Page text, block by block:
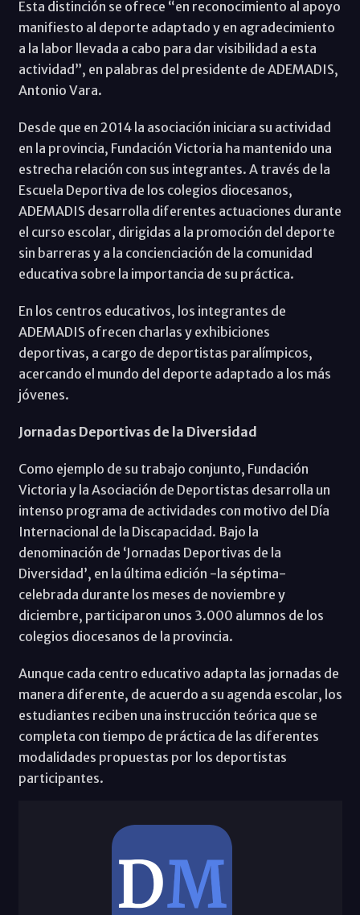
Esta distinción se ofrece “en reconocimiento al apoyo
manifiesto al deporte adaptado y en agradecimiento
a la labor llevada a cabo para dar visibilidad a esta
actividad”, en palabras del presidente de ADEMADIS,
Antonio Vara.
Desde que en 2014 la asociación iniciara su actividad
en la provincia, Fundación Victoria ha mantenido una
estrecha relación con sus integrantes. A través de la
Escuela Deportiva de los colegios diocesanos,
ADEMADIS desarrolla diferentes actuaciones durante
el curso escolar, dirigidas a la promoción del deporte
sin barreras y a la concienciación de la comunidad
educativa sobre la importancia de su práctica.
En los centros educativos, los integrantes de
ADEMADIS ofrecen charlas y exhibiciones
deportivas, a cargo de deportistas paralímpicos,
acercando el mundo del deporte adaptado a los más
jóvenes.
Jornadas Deportivas de la Diversidad
Como ejemplo de su trabajo conjunto, Fundación
Victoria y la Asociación de Deportistas desarrolla un
intenso programa de actividades con motivo del Día
Internacional de la Discapacidad. Bajo la
denominación de ‘Jornadas Deportivas de la
Diversidad’, en la última edición -la séptima-
celebrada durante los meses de noviembre y
diciembre, participaron unos 3.000 alumnos de los
colegios diocesanos de la provincia.
Aunque cada centro educativo adapta las jornadas de
manera diferente, de acuerdo a su agenda escolar, los
estudiantes reciben una instrucción teórica que se
completa con tiempo de práctica de las diferentes
modalidades propuestas por los deportistas
participantes.